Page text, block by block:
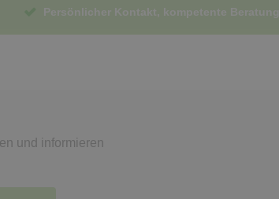
Persönlicher Kontakt, kompetente Beratung
und informieren